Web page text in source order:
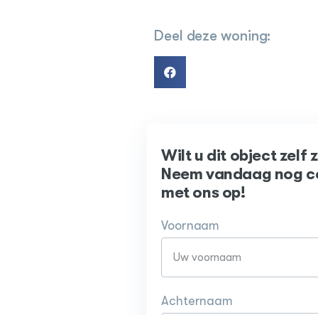
Deel deze woning:
Wilt u dit object zelf
Neem vandaag nog
met ons op!
Voornaam
Achternaam